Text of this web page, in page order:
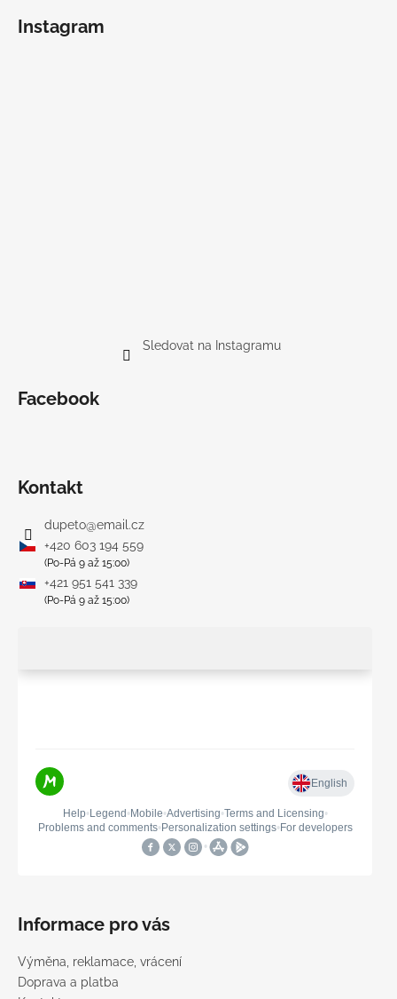
Instagram
Sledovat na Instagramu
Facebook
Kontakt
dupeto@email.cz
+420 603 194 559
(Po-Pá 9 až 15:00)
+421 951 541 339
(Po-Pá 9 až 15:00)
Informace pro vás
Výměna, reklamace, vrácení
Doprava a platba